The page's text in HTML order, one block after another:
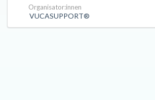
Organisator:innen
VUCASUPPORT®